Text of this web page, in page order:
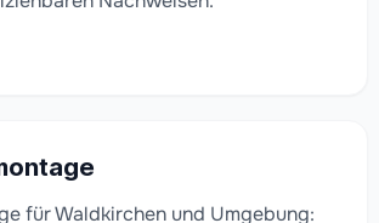
für Waldkirchen und Umgebung: